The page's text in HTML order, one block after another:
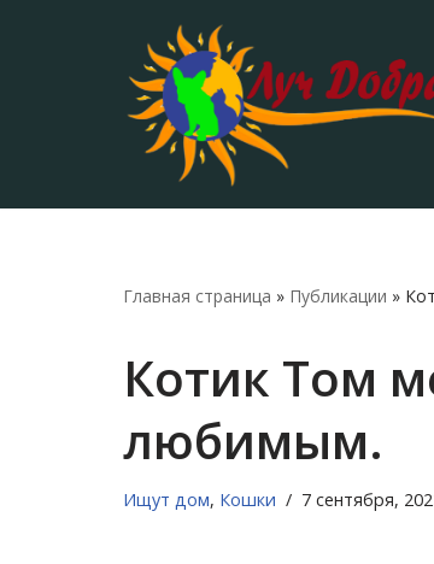
содержимому
Главная страница » Публикации »
Котик Том
любимым.
Ищут дом, Кошки 7 сентября,